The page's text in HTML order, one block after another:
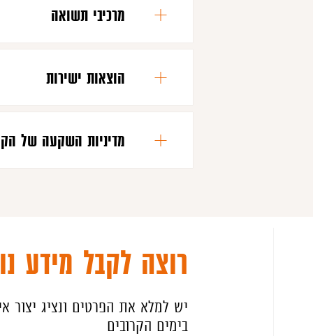
מרכיבי תשואה
הוצאות ישירות
מדיניות השקעה של
רוצה לקבל מידע
יש למלא את הפרטים ונציג יצור
בימים הקרובים